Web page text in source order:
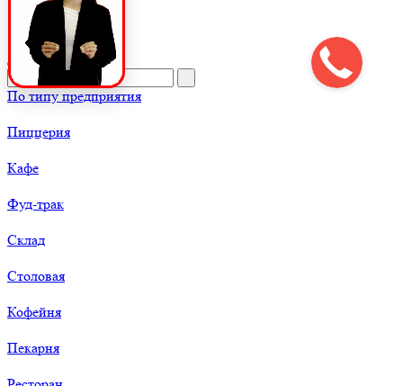
По типу предприятия
Пиццерия
Кафе
Фуд-трак
Склад
Столовая
Кофейня
Пекарня